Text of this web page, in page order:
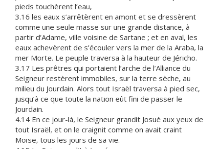
pieds touchèrent l’eau,
3.16 les eaux s’arrêtèrent en amont et se dressèrent
comme une seule masse sur une grande distance, à
partir d’Adame, ville voisine de Sartane ; et en aval, les
eaux achevèrent de s’écouler vers la mer de la Araba, la
mer Morte. Le peuple traversa à la hauteur de Jéricho.
3.17 Les prêtres qui portaient l’arche de l’Alliance du
Seigneur restèrent immobiles, sur la terre sèche, au
milieu du Jourdain. Alors tout Israël traversa à pied sec,
jusqu’à ce que toute la nation eût fini de passer le
Jourdain.
4.14 En ce jour-là, le Seigneur grandit Josué aux yeux de
tout Israël, et on le craignit comme on avait craint
Moïse, tous les jours de sa vie.